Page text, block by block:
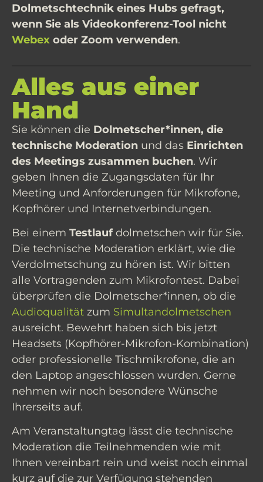
Dolmetschtechnik eines Hubs gefragt,
wenn Sie als Videokonferenz-Tool nicht
Webex oder Zoom verwenden.
Alles aus einer
Hand
Sie können die Dolmetscher*innen, die
technische Moderation und das Einrichten
des Meetings zusammen buchen. Wir
geben Ihnen die Zugangsdaten für Ihr
Meeting und Anforderungen für Mikrofone,
Kopfhörer und Internetverbindungen.
Bei einem Testlaufdolmetschen wir für Sie.
Die technische Moderation erklärt, wie die
Verdolmetschung zu hören ist. Wir bitten
alle Vortragenden zum Mikrofontest. Dabei
überprüfen die Dolmetscher*innen, ob die
Audioqualität zum Simultandolmetschen
ausreicht. Bewehrt haben sich bis jetzt
Headsets (Kopfhörer-Mikrofon-Kombination)
oder professionelle Tischmikrofone, die an
den Laptop angeschlossen wurden. Gerne
nehmen wir noch besondere Wünsche
Ihrerseits auf.
Am Veranstaltungtag lässt die technische
Moderation die Teilnehmenden wie mit
Ihnen vereinbart rein und weist noch einmal
kurz auf die zur Verfügung stehenden